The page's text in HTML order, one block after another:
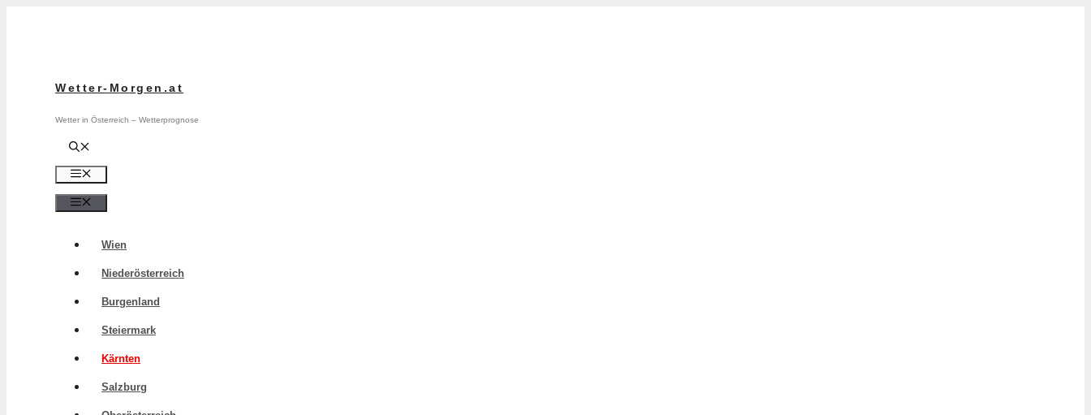
Wetter-Morgen.at
Wetter in Österreich – Wetterprognose
Wien
Niederösterreich
Burgenland
Steiermark
Kärnten
Salzburg